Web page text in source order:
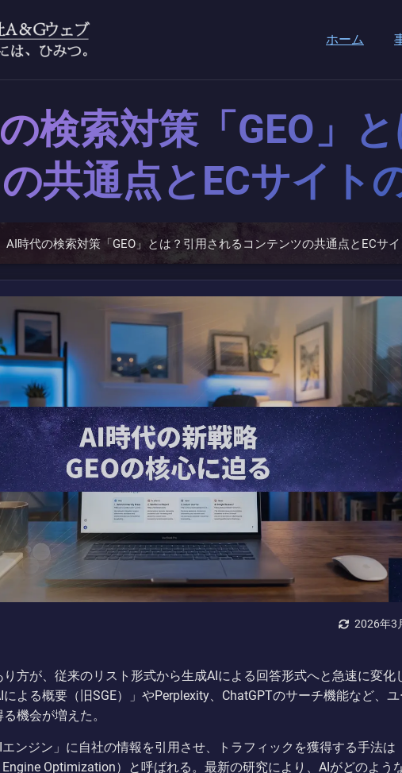
ホーム
検索対策「GEO」
共通点とECサイト
AI時代の検索対策「GEO」とは？引用されるコンテンツの共通点とECサ
2026年3
方が、従来のリスト形式から生成AIによる回答形式へと急速に変化
による概要（旧SGE）」やPerplexity、ChatGPTのサーチ機能など、
機会が増えた。
ンジン」に自社の情報を引用させ、トラフィックを獲得する手法は
Engine Optimization）と呼ばれる。最新の研究により、AIがどのよう